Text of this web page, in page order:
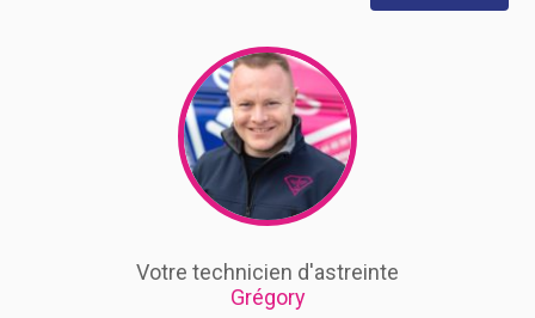
Votre technicien d'astreinte
Grégory